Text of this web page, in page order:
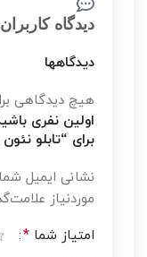
دیدگاه کاربران
دیدگاهها
هیچ دیدگاهی
اولین نفری
برای “تابلو
نشانی ایمیل
موردنیاز
امتیاز شما *